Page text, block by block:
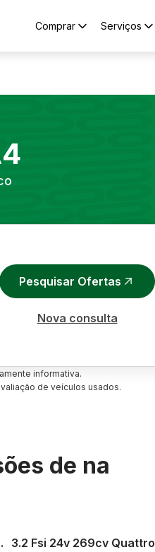
Comprar Serviços
Pesquisar Ofertas
Nova consulta
informativa.
de veículos usados.
de na
3.2 Fsi 24v 269cv Quattro